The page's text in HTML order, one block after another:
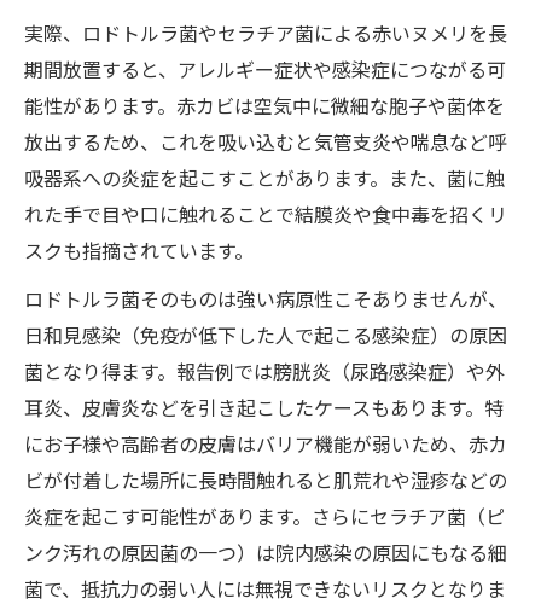
実際、ロドトルラ菌やセラチア菌による赤いヌメリを長
期間放置すると、アレルギー症状や感染症につながる可
能性があります。赤カビは空気中に微細な胞子や菌体を
放出するため、これを吸い込むと気管支炎や喘息など呼
吸器系への炎症を起こすことがあります。また、菌に触
れた手で目や口に触れることで結膜炎や食中毒を招くリ
スクも指摘されています。
ロドトルラ菌そのものは強い病原性こそありませんが、
日和見感染（免疫が低下した人で起こる感染症）の原因
菌となり得ます。報告例では膀胱炎（尿路感染症）や外
耳炎、皮膚炎などを引き起こしたケースもあります。特
にお子様や高齢者の皮膚はバリア機能が弱いため、赤カ
ビが付着した場所に長時間触れると肌荒れや湿疹などの
炎症を起こす可能性があります。さらにセラチア菌（ピ
ンク汚れの原因菌の一つ）は院内感染の原因にもなる細
菌で、抵抗力の弱い人には無視できないリスクとなりま